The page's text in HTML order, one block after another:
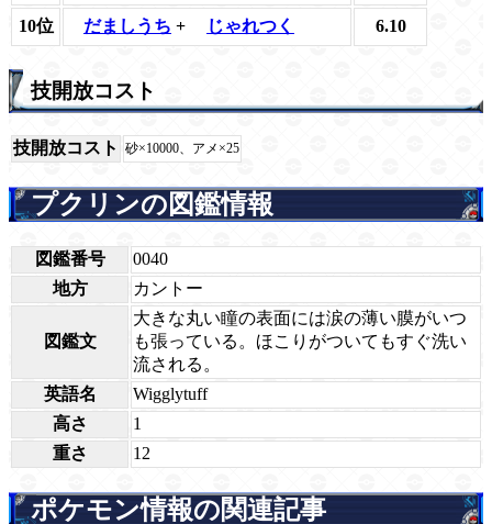
10位 だましうち + じゃれつく 6.10
技開放コスト
技開放コスト 砂×10000、アメ×25
プクリンの図鑑情報
図鑑番号
0040
地方
カントー
図鑑文
大きな丸い瞳の表面には涙の薄い膜がいつ
も張っている。ほこりがついてもすぐ洗い
流される。
英語名
Wigglytuff
高さ
1
重さ
12
ポケモン情報の関連記事